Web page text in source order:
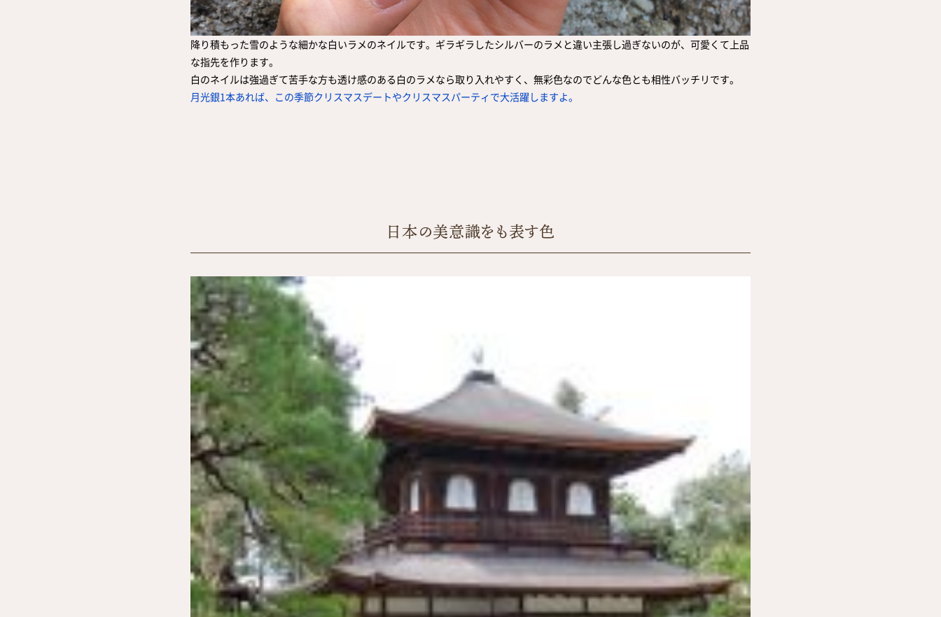
降り積もった雪のような細かな白いラメのネイルです。ギラギラしたシルバーのラメと違い主張し過ぎないのが、可愛くて上品
な指先を作ります。
白のネイルは強過ぎて苦手な方も透け感のある白のラメなら取り入れやすく、無彩色なのでどんな色とも相性バッチリです。
月光銀1本あれば、この季節クリスマスデートやクリスマスパーティで大活躍しますよ。
日本の美意識をも表す色